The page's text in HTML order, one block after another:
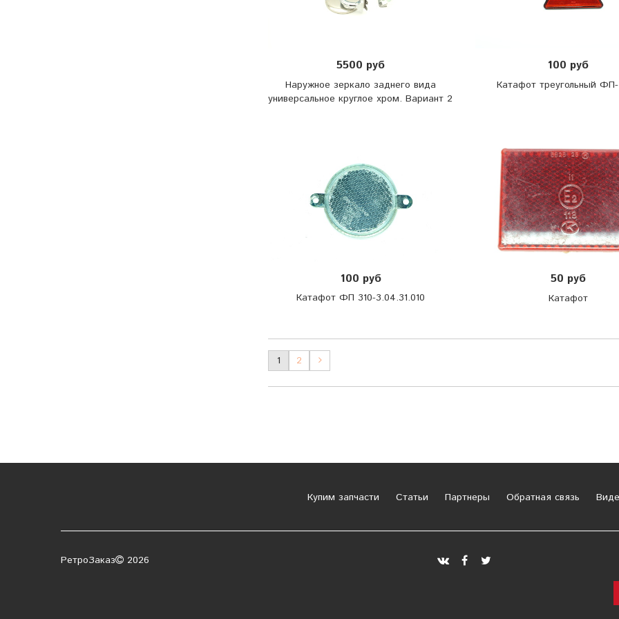
5500 руб
Наружное зеркало заднего вида
универсальное круглое хром. Вариант 2
100 руб
Катафот треугольный
100 руб
Катафот ФП 310-3.04.31.010
50 руб
Катафот
1 2
Купим запчасти Статьи Партнеры Обратная связь
РетроЗаказ 2026